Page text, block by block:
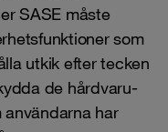
SASE måste
som
utkik efter tecken
de hårdvaru-
har